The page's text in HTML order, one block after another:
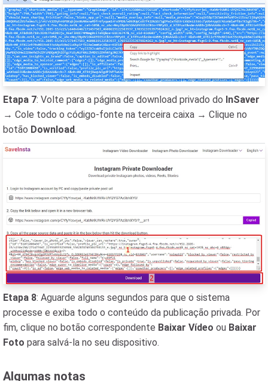
Etapa 7: Volte para a página de download privado do InSaver
→ Cole todo o código-fonte na terceira caixa → Clique no
botão Download.
Etapa 8: Aguarde alguns segundos para que o sistema
processe e exiba todo o conteúdo da publicação privada. Por
fim, clique no botão correspondente Baixar Vídeo ou Baixar
Foto para salvá-la no seu dispositivo.
Algumas notas